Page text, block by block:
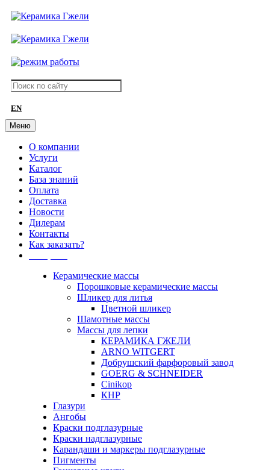
EN
Меню
О компании
Услуги
Каталог
База знаний
Оплата
Доставка
Новости
Дилерам
Контакты
Как заказать?
Керамические массы
Порошковые керамические массы
Шликер для литья
Цветной шликер
Шамотные массы
Массы для лепки
КЕРАМИКА ГЖЕЛИ
ARNO WITGERT
Добрушский фарфоровый завод
GOERG & SCHNEIDER
Cinikop
КНР
Глазури
Ангобы
Краски подглазурные
Краски надглазурные
Карандаши и маркеры подглазурные
Пигменты